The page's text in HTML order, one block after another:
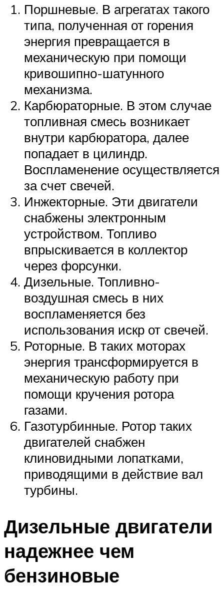
Поршневые. В агрегатах такого
типа, полученная от горения
энергия превращается в
механическую при помощи
кривошипно-шатунного
механизма.
Карбюраторные. В этом случае
топливная смесь возникает
внутри карбюратора, далее
попадает в цилиндр.
Воспламенение осуществляется
за счет свечей.
Инжекторные. Эти двигатели
снабжены электронным
устройством. Топливо
впрыскивается в коллектор
через форсунки.
Дизельные. Топливно-
воздушная смесь в них
воспламеняется без
использования искр от свечей.
Роторные. В таких моторах
энергия трансформируется в
механическую работу при
помощи кручения ротора
газами.
Газотурбинные. Ротор таких
двигателей снабжен
клиновидными лопатками,
приводящими в действие вал
турбины.
Дизельные двигатели
надежнее чем
бензиновые